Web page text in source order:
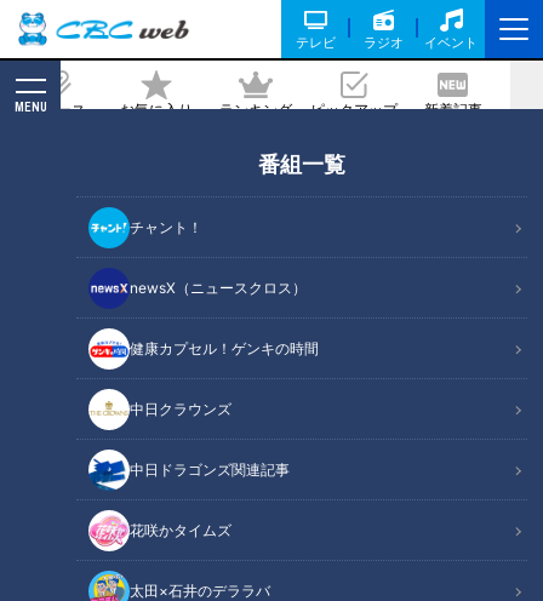
テレビ ラジオ イベント
ニュース お気に入り ランキング ピックアップ 新着記事
MENU
番組一覧
チャント！
newsX（ニュースクロス）
健康カプセル！ゲンキの時間
中日クラウンズ
中日ドラゴンズ関連記事
花咲かタイムズ
太田×石井のデララバ
付が頼りのフードバンク 物資は年々減り
3割減… 広がる貧困を米高騰が直撃
2026/01/21 06:03